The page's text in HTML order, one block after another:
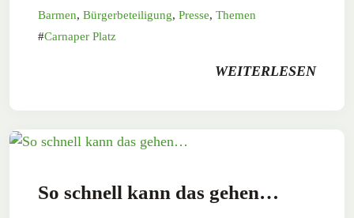
Barmen, Bürgerbeteiligung, Presse, Themen
Carnaper Platz
WEITERLESEN
So schnell kann das gehen…